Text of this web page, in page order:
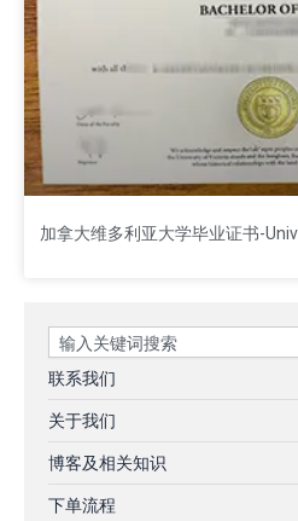
加拿大维多利亚大学毕业证书-
Search
联系我们
关于我们
博客及相关知识
下单流程